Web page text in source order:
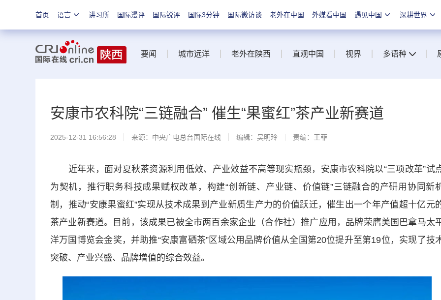
首页 语言 讲习所 国际漫评 国际锐评 国际3分钟 国际微访谈 老外在中国 外媒看中国 遇见中国 深耕世界
要闻 城市远洋 老外在陕西 直观中国 视界 多语种
安康市农科院“三链融合” 催生“果蜜红”茶产业新赛道
2025-12-31 16:56:28 来源：中央广电总台国际在线 编辑：吴明玲 责编：王菲
近年来，面对夏秋茶资源利用低效、产业效益不高等现实瓶颈，安康市农科院以“三项改革”试
为契机，推行职务科技成果赋权改革，构建“创新链、产业链、价值链”三链融合的产研用协同新
制，推动“安康果蜜红”实现从技术成果到产业新质生产力的价值跃迁，催生出一个年产值超十亿元
茶产业新赛道。目前，该成果已被全市两百余家企业（合作社）推广应用，品牌荣膺美国巴拿马太
洋万国博览会金奖，并助推“安康富硒茶”区域公用品牌价值从全国第20位提升至第19位，实现了技
突破、产业兴盛、品牌增值的综合效益。